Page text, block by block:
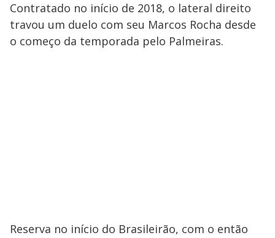
Contratado no início de 2018, o lateral direito
travou um duelo com seu Marcos Rocha desde
o começo da temporada pelo Palmeiras.
Reserva no início do Brasileirão, com o então